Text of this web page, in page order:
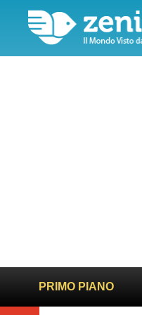
PRIMO PIANO
e giusto LEV: